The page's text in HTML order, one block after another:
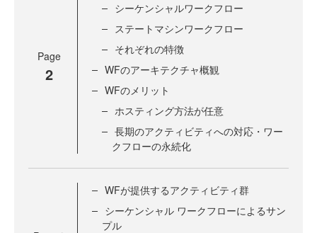
Page
2
シーケンシャルワークフロー
ステートマシンワークフロー
それぞれの特徴
WFのアーキテクチャ概観
WFのメリット
ホスティング方法が任意
長期のアクティビティへの対応・ワー
クフローの永続化
WFが提供するアクティビティ群
シーケンシャル ワークフローによるサン
プル